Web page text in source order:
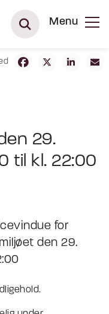
Menu
29.
til kl. 22:00
for
den 29.